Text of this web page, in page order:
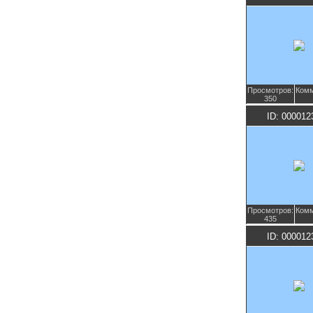
Просмотров:
350
ID:
Просмотров:
435
ID: